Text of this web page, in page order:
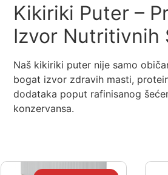
Kikiriki Puter –
Izvor Nutritivnih
Naš kikiriki puter nije samo
bogat izvor zdravih masti,
dodataka poput rafinisanog
konzervansa.